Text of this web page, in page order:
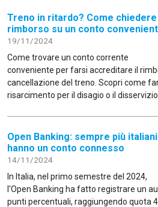
Treno in ritardo? Come
rimborso su un conto
19/11/2024
Come trovare un conto corrente
conveniente per farsi accreditare il
cancellazione del treno. Scopri come
risarcimento per il disagio o il
Open Banking: sempre più italiani
hanno un conto connesso
14/11/2024
In Italia, nel primo semestre del 2024,
l'Open Banking ha fatto registrare un
punti percentuali, raggiungendo quota